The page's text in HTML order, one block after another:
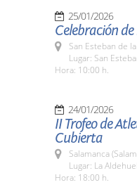
25/01/2026
Celebración
San Esteban de
Lugar: San
Hora: 10:00 h.
24/01/2026
II Trofeo de
Cubierta
Salamanca
Lugar: La
Hora: 18:00 h.